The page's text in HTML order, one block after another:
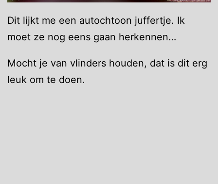
Dit lijkt me een autochtoon juffertje. Ik
moet ze nog eens gaan herkennen…
Mocht je van vlinders houden, dat is dit erg
leuk om te doen.